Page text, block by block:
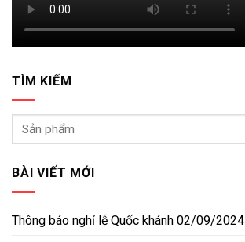
TÌM KIẾM
BÀI VIẾT MỚI
Thông báo nghỉ lễ Quốc khánh 02/09/2024